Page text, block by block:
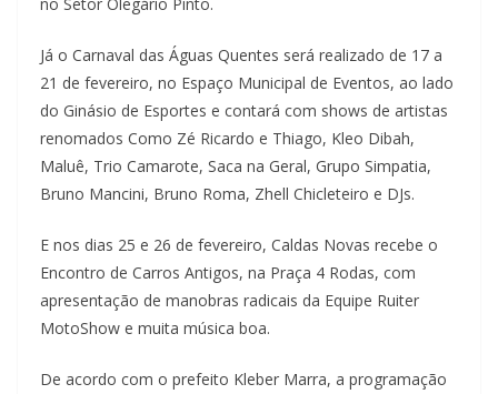
Já o Carnaval das Águas Quentes será realizado de 17 a
21 de fevereiro, no Espaço Municipal de Eventos, ao lado
do Ginásio de Esportes e contará com shows de artistas
renomados Como Zé Ricardo e Thiago, Kleo Dibah,
Maluê, Trio Camarote, Saca na Geral, Grupo Simpatia,
Bruno Mancini, Bruno Roma, Zhell Chicleteiro e DJs.
E nos dias 25 e 26 de fevereiro, Caldas Novas recebe o
Encontro de Carros Antigos, na Praça 4 Rodas, com
apresentação de manobras radicais da Equipe Ruiter
MotoShow e muita música boa.
De acordo com o prefeito Kleber Marra, a programação